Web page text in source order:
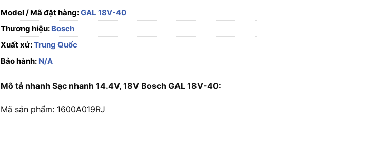
Model / Mã đặt hàng:GAL 18V-40
Thương hiệu: Bosch
Xuất xứ:Trung Quốc
Bảo hành: N/A
Mô tả nhanh Sạc nhanh 14.4V, 18V Bosch GAL 18V-40:
Mã sản phẩm: 1600A019RJ